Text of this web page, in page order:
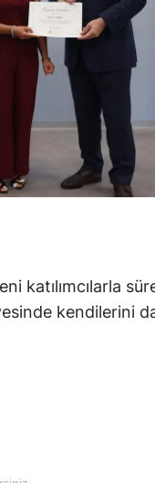
katılımcılarla
kendilerini